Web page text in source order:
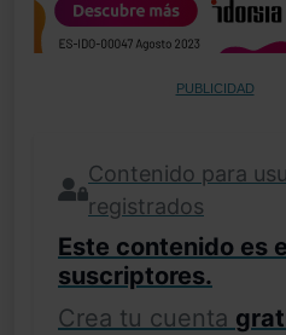
PUBLICIDAD
Contenido para
registrados
Este contenido es
suscriptores.
Crea tu cuenta